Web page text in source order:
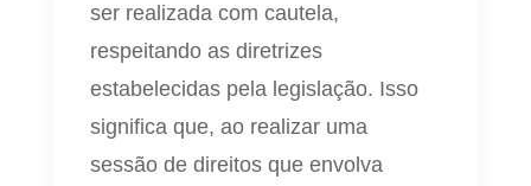
ser realizada com cautela,
respeitando as diretrizes
estabelecidas pela legislação. Isso
significa que, ao realizar uma
sessão de direitos que envolva